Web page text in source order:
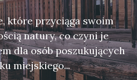
które przyciąga swoim
natury, co czyni je
dla osób poszukujących
miejskiego...